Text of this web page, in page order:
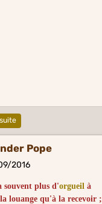
Pope
2016
souvent plus d'orgueil à
louange qu'à la recevoir ;